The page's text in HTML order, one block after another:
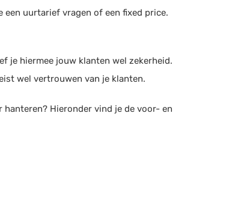
een uurtarief vragen of een fixed price.
je hiermee jouw klanten wel zekerheid.
wel vertrouwen van je klanten.
Hieronder vind je de voor- en